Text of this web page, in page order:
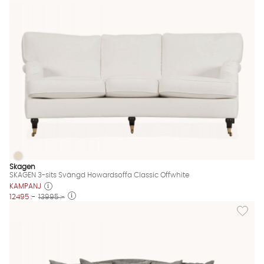
SKAGEN 3-sits Svängd Howardsoffa Classic Offwhite Finns
SKAGEN 3-sits Svängd Howardsoffa Classic Offwhite
Skagen
SKAGEN 3-sits Svängd Howardsoffa Classic Offwhite
KAMPANJ
12495 :- 13995 :-
Lägg